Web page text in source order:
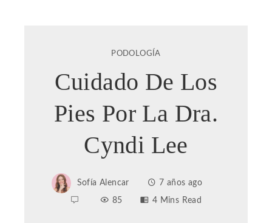
PODOLOGÍA
Cuidado De Los
Pies Por La Dra.
Cyndi Lee
Sofía Alencar
7 años ago
85
4 Mins Read